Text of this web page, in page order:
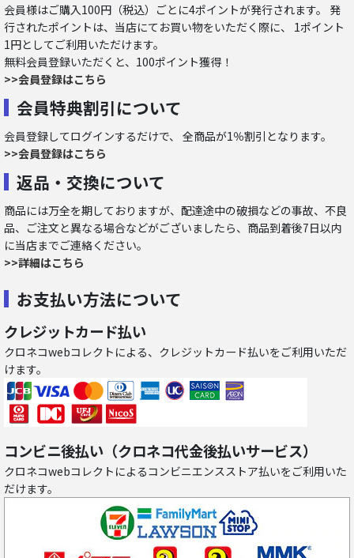
会員様はご購入100円（税込）ごとに4ポイントが発行されます。 発
行されたポイントは、当店にてお買い物をいただく際に、 1ポイント
1円としてご利用いただけます。
無料会員登録いただくと、100ポイント獲得！
>>会員登録はこちら
会員特典割引について
会員登録してログインするだけで、 全商品が1％割引となります。
>>会員登録はこちら
返品・交換について
商品には万全を期しておりますが、配達途中の破損などの事故、不良
品、ご注文と異なる場合などがございましたら、商品到着後7日以内
に当店までご連絡ください。
>>詳細はこちら
お支払い方法について
クレジットカード払い
クロネコwebコレクトによる、クレジットカード払いをご利用いただ
けます。
コンビニ後払い（クロネコ代金後払いサービス）
クロネコwebコレクトによるコンビニエンスストア払いをご利用いた
だけます。